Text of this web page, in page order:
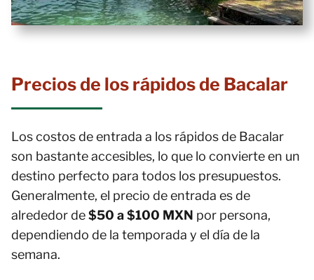
Precios de los rápidos de Bacalar
Los costos de entrada a los rápidos de Bacalar
son bastante accesibles, lo que lo convierte en un
destino perfecto para todos los presupuestos.
Generalmente, el precio de entrada es de
alrededor de$50 a $100 MXN por persona,
dependiendo de la temporada y el día de la
semana.